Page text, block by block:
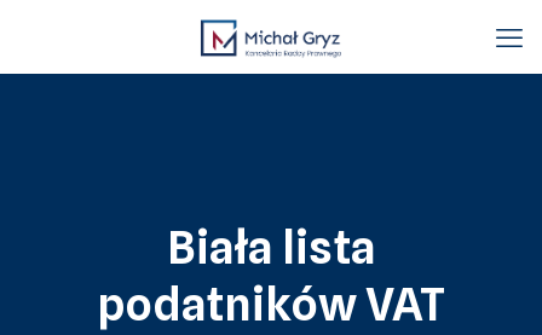
Biała lista
podatników VAT